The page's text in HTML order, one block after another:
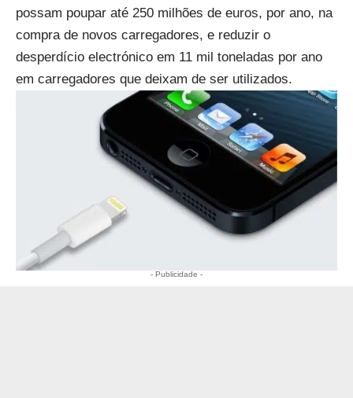
possam poupar até 250 milhões de euros, por ano, na
compra de novos carregadores, e reduzir o
desperdício electrónico em 11 mil toneladas por ano
em carregadores que deixam de ser utilizados.
- Publicidade -